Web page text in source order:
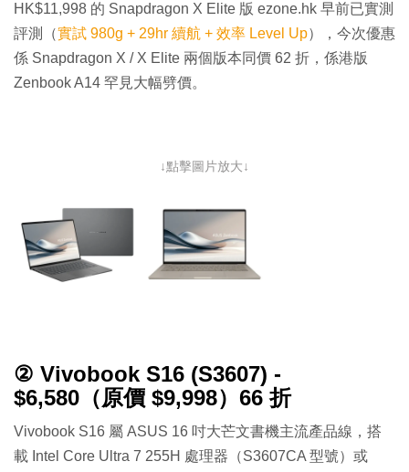
HK$11,998 的 Snapdragon X Elite 版 ezone.hk 早前已實測
評測（實試 980g + 29hr 續航 + 效率 Level Up），今次優惠
係 Snapdragon X / X Elite 兩個版本同價 62 折，係港版
Zenbook A14 罕見大幅劈價。
↓點擊圖片放大↓
② Vivobook S16 (S3607) -
$6,580（原價 $9,998）66 折
Vivobook S16 屬 ASUS 16 吋大芒文書機主流產品線，搭
載 Intel Core Ultra 7 255H 處理器（S3607CA 型號）或